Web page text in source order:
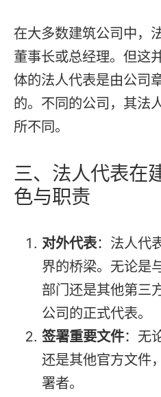
在大多数建筑公司中，
董事长或总经理。但这
体的法人代表是由公司
的。不同的公司，其法
所不同。
三、法人代表在
色与职责
对外代表：法人代
界的桥梁。无论是
部门还是其他第三
公司的正式代表。
签署重要文件：无
还是其他官方文件
署者。